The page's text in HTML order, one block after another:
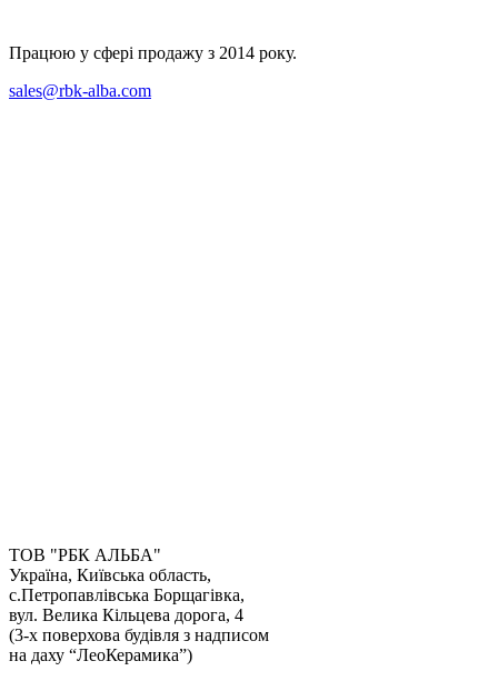
Працюю у сфері продажу з 2014 року.
sales@rbk-alba.com
Прикріпити файл
Прикріпити фото
Надіслати
ТОВ "РБК АЛЬБА"
Україна, Київська область,
с.Петропавлівська Борщагівка,
вул. Велика Кільцева дорога, 4
(3-х поверхова будівля з надписом
на даху “ЛеоКерамика”)